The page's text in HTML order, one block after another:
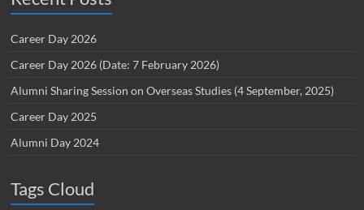
Career Day 2026
Career Day 2026 (Date: 7 February 2026)
Alumni Sharing Session on Overseas Studies (4 September, 2025)
Career Day 2025
Alumni Day 2024
Tags Cloud